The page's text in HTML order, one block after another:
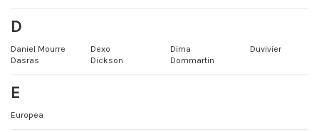
D
Daniel Mourre
Dasras
Dexo
Dickson
Dima
Dommartin
Duvivier
E
Europea